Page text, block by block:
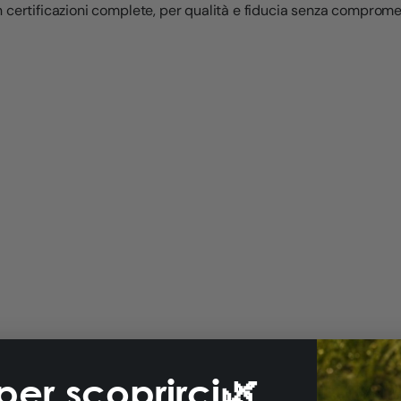
certificazioni complete, per qualità e fiducia senza
scoprirci🌿